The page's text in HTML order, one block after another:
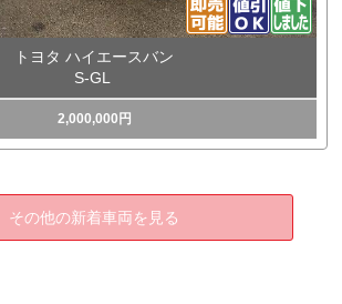
トヨタ ハイエースバン
S-GL
2,000,000円
その他の新着車両を見る